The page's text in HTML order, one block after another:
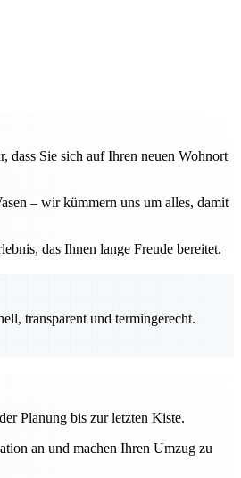
dass Sie sich auf Ihren neuen Wohnort
– wir kümmern uns um alles, damit
das Ihnen lange Freude bereitet.
transparent und termingerecht.
Planung bis zur letzten Kiste.
an und machen Ihren Umzug zu